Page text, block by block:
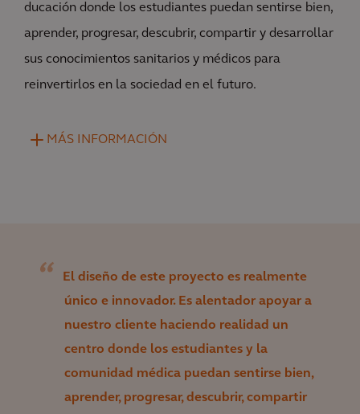
ducación donde los estudiantes puedan sentirse bien,
aprender, progresar, descubrir, compartir y desarrollar
sus conocimientos sanitarios y médicos para
reinvertirlos en la sociedad en el futuro.
MÁS INFORMACIÓN
El diseño de este proyecto es realmente
único e innovador. Es alentador apoyar a
nuestro cliente haciendo realidad un
centro donde los estudiantes y la
comunidad médica puedan sentirse bien,
aprender, progresar, descubrir, compartir